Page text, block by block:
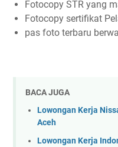
Fotocopy STR yang
Fotocopy sertifikat
pas foto terbaru
BACA JUGA
Lowongan Kerja
Aceh
Lowongan Kerja